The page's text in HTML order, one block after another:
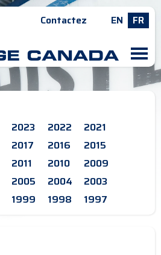
Contactez EN FR
M
2023 2022
2021
2017 2016
2015
2011 2010
2009
2005 2004
2003
1999 1998 1997